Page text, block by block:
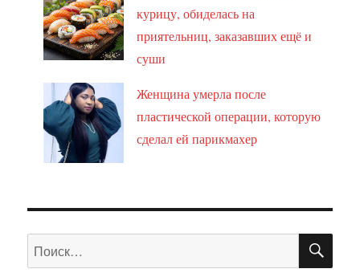
курицу, обиделась на
приятельниц, заказавших ещё и
суши
Женщина умерла после
пластической операции, которую
сделал ей парикмахер
Искать: